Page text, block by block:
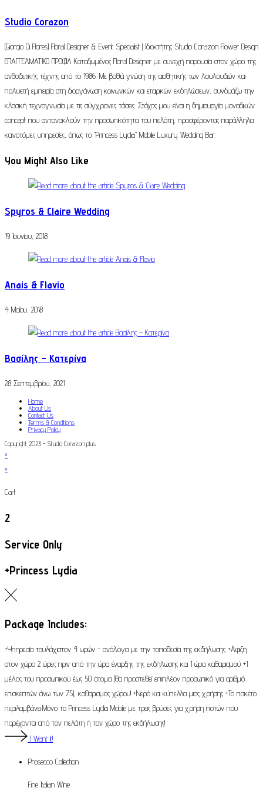
Studio Corazon
(Giorgio Di Flores) Floral Designer & Event Specialist | Ιδιοκτήτης Studio Corazon Flower Design
ΕΠΑΓΓΕΛΜΑΤΙΚΟ ΠΡΟΦΙΛ Καταξιωμένος Floral Designer με συνεχή παρουσία στον χώρο της
ανθοδετικής τέχνης από το 1986. Με βαθιά γνώση της αισθητικής των λουλουδιών και
πολυετή εμπειρία στη διοργάνωση κοινωνικών και εταιρικών εκδηλώσεων, συνδυάζω την
κλασική τεχνογνωσία με τις σύγχρονες τάσεις. Στόχος μου είναι η δημιουργία μοναδικών
concept που αντανακλούν την προσωπικότητα του πελάτη, προσφέροντας παράλληλα
καινοτόμες υπηρεσίες, όπως το "Princess Lydia" Mobile Luxury Wedding Bar.
You Might Also Like
Spyros & Claire Wedding
19 Ιουνίου, 2018
Anais & Flavio
4 Μαΐου, 2018
Βασίλης – Κατερίνα
28 Σεπτεμβρίου, 2021
Home
About Us
Contact Us
Terms & Conditions
Privacy Policy
Copyright 2023 - Studio Corazon plus
×
×
Cart
2
Service Only
+Princess Lydia
Package Includes:
+Υπηρεσία τουλάχιστον 4 ωρών - ανάλογα με την τοποθεσία της εκδήλωσης +Άφιξη
στον χώρο 2 ώρες πριν από την ώρα έναρξης της εκδήλωσης και 1 ώρα καθαρισμού +1
μέλος του προσωπικού έως 50 άτομα (θα προστεθεί επιπλέον προσωπικό για αριθμό
επισκεπτών άνω των 75), καθαρισμός χώρου! +Νερό και κύπελλα μιας χρήσης +Το πακέτο
περιλαμβάνει:Μόνο το Princess Lydia Mobile με τρεις βρύσες για χρήση ποτών που
παρέχονται από τον πελάτη ή τον χώρο της εκδήλωσης!
I Want it!
Prosecco Collection
Fine Italian Wine